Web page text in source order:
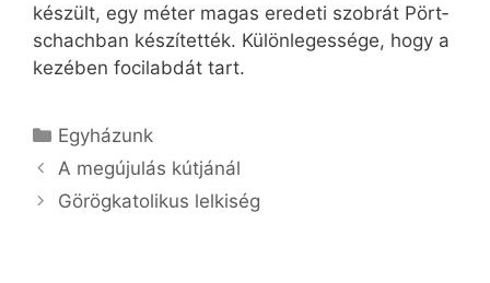
készült, egy méter magas eredeti szobrát Pört­
schachban készítették. Különlegessége, hogy a
kezében focilabdát tart.
Kategória
Egyházunk
A megújulás kútjánál
Görögkatolikus lelkiség